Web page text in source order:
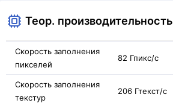
Теор. производительность
Скорость заполнения
пикселей
82 Гпикс/с
Скорость заполнения
текстур
206 Гтекст/с